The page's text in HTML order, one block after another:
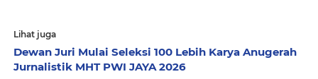
Lihat juga
Dewan Juri Mulai Seleksi 100 Lebih Karya Anugerah
Jurnalistik MHT PWI JAYA 2026